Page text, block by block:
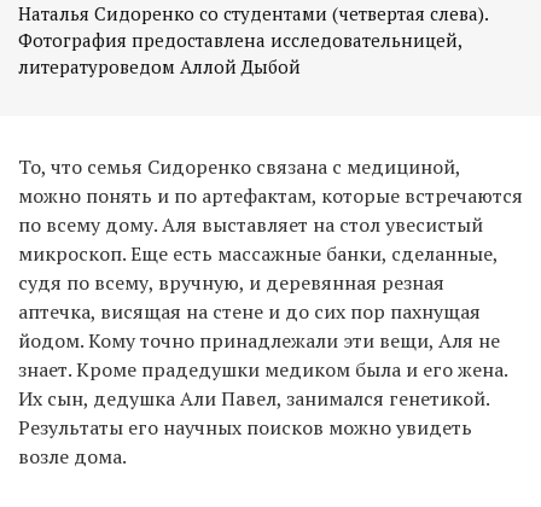
Наталья Сидоренко со студентами (четвертая слева).
Фотография предоставлена исследовательницей,
литературоведом Аллой Дыбой
То, что семья Сидоренко связана с медициной,
можно понять и по артефактам, которые встречаются
по всему дому. Аля выставляет на стол увесистый
микроскоп. Еще есть массажные банки, сделанные,
судя по всему, вручную, и деревянная резная
аптечка, висящая на стене и до сих пор пахнущая
йодом. Кому точно принадлежали эти вещи, Аля не
знает. Кроме прадедушки медиком была и его жена.
Их сын, дедушка Али Павел, занимался генетикой.
Результаты его научных поисков можно увидеть
возле дома.